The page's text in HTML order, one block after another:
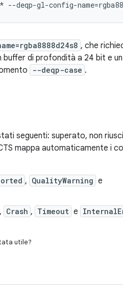
, che
buffer di profondità a 24 bit e
--deqp-case .
seguenti: superato, non
mappa automaticamente i
, QualityWarning e
, Crash , Timeout e
utile?